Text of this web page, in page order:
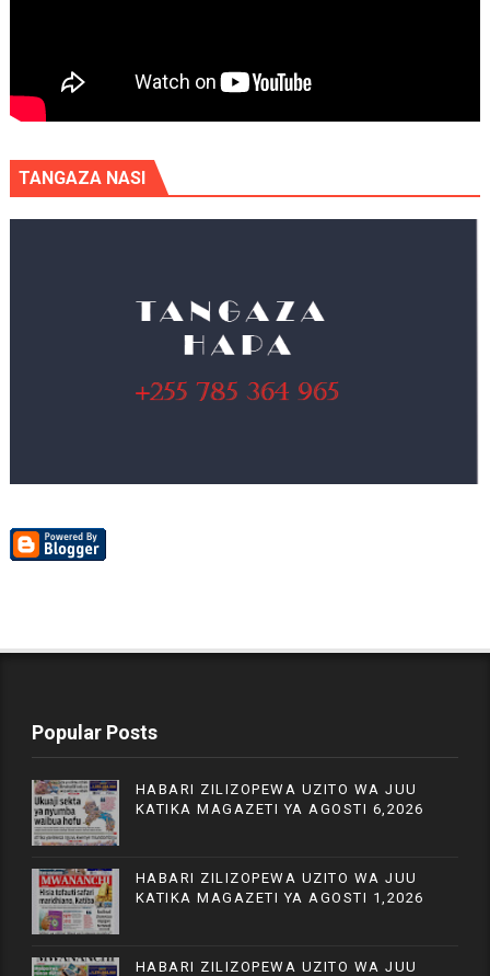
TANGAZA NASI
Popular Posts
HABARI ZILIZOPEWA UZITO WA JUU
KATIKA MAGAZETI YA AGOSTI 6,2026
HABARI ZILIZOPEWA UZITO WA JUU
KATIKA MAGAZETI YA AGOSTI 1,2026
HABARI ZILIZOPEWA UZITO WA JUU